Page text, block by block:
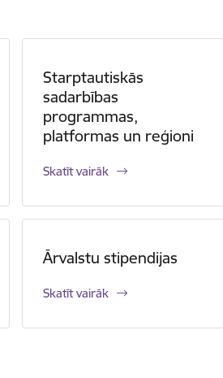
Starptautiskās
sadarbības
programmas,
platformas un reģioni
Skatīt vairāk
Ārvalstu stipendijas
Skatīt vairāk